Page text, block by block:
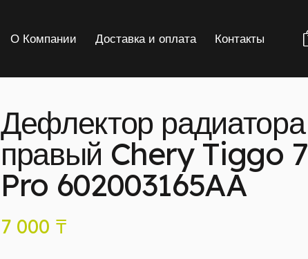
О Компании Доставка и оплата Контакты
Дефлектор радиатора
правый Chery Tiggo 7
Pro 602003165AA
7 000 ₸